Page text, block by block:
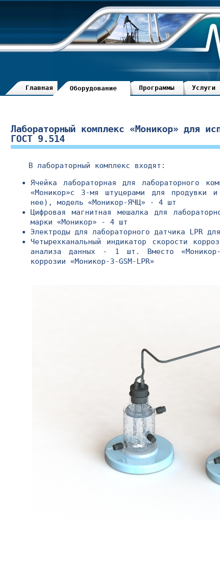
Главная Оборудование Программы Услуги
Лабораторный комплекс «Моникор» для
ГОСТ 9.514
В лабораторный комплекс входят:
Ячейка лабораторная для лабораторного
«Моникор»с 3-мя штуцерами для продувки
нее), модель «Моникор-ЯЧЦ» - 4 шт
Цифровая магнитная мешалка для
марки «Моникор» - 4 шт
Электроды для лабораторного датчика LPR
Четырехканальный индикатор скорости
анализа данных - 1 шт. Вместо «Моникор-
коррозии «Mоникор-3-GSM-LPR»